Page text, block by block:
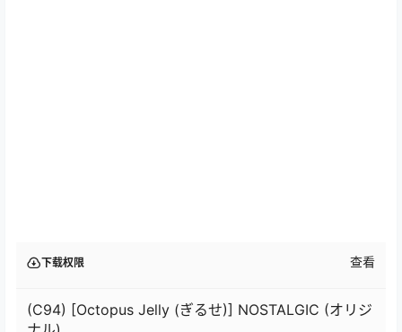
下载权限 查看
(C94) [Octopus Jelly (ぎるせ)] NOSTALGIC (オリジ